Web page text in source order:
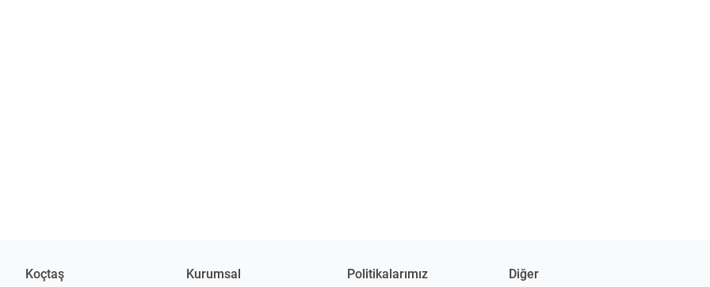
Koçtaş Kurumsal Politikalarımız Diğer